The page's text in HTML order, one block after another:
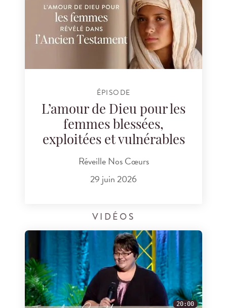
ÉPISODE
L’amour de Dieu pour les
femmes blessées,
exploitées et vulnérables
Réveille Nos Cœurs
29 juin 2026
VIDÉOS
20:00